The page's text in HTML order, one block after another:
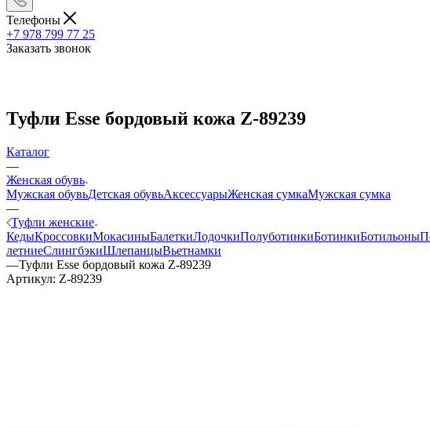
Телефоны
+7 978 799 77 25
Заказать звонок
Туфли Esse бордовый кожа Z-89239
Каталог
—
Женская обувь
Мужская обувьДетская обувьАксессуарыЖенская сумкаМужская сумка
—
Туфли женские
КедыКроссовкиМокасиныБалеткиЛодочкиПолуботинкиБотинкиБотильоны
летниеСлингбэкиШлепанцыВьетнамки
—Туфли Esse бордовый кожа Z-89239
Артикул: Z-89239